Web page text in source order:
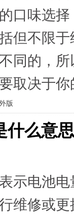
口味选
但不限
同的，
取决于
版
什么意
示电池
维修或